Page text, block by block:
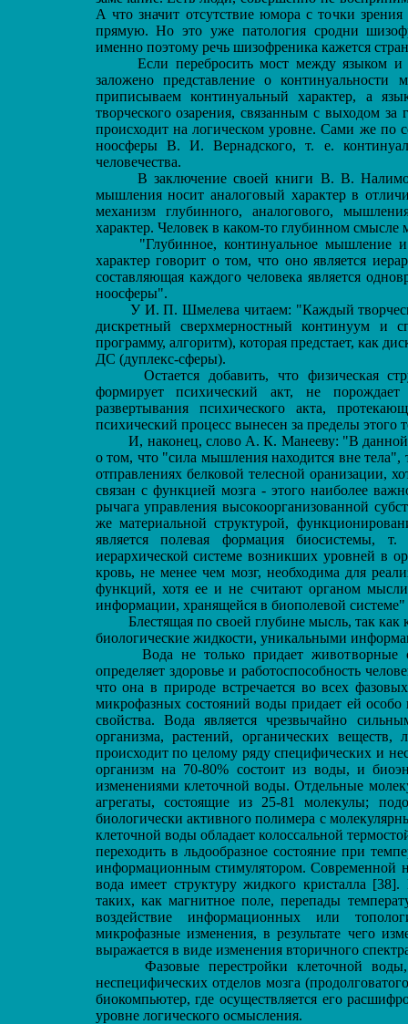
А что значит отсутствие юмора с точки
прямую. Но это уже патология сродни
именно поэтому речь шизофреника кажется
Если перебросить мост между языком и
заложено представление о
приписываем континуальный характер, а
творческого озарения, связанным с выходом
происходит на логическом уровне. Сами же по
ноосферы В. И. Вернадского, т. е.
человечества.
В заключение своей книги В. В.
мышления носит аналоговый характер в
механизм глубинного, аналогового,
характер. Человек в каком-то глубинном смысле
"Глубинное, континуальное мышление и
характер говорит о том, что оно является
составляющая каждого человека является
ноосферы".
У И. П. Шмелева читаем: "Каждый
дискретный сверхмерностный континуум и
программу, алгоритм), которая предстает, как
ДС (дуплекс-сферы).
Остается добавить, что физическая
формирует психический акт, не
развертывания психического акта,
психический процесс вынесен за пределы этого
И, наконец, слово А. К. Манееву: "В данной
о том, что "сила мышления находится вне
отправлениях белковой телесной оранизации,
связан с функцией мозга - этого наиболее
рычага управления высокоорганизованной
же материальной структурой,
является полевая формация биосистемы,
иерархической системе возникших уровней в
кровь, не менее чем мозг, необходима для
функций, хотя ее и не считают органом
информации, хранящейся в биополевой
Блестящая по своей глубине мысль, так как
биологические жидкости, уникальными
Вода не только придает животворные
определяет здоровье и работоспособность
что она в природе встречается во всех
микрофазных состояний воды придает ей
свойства. Вода является чрезвычайно
организма, растений, органических
происходит по целому ряду специфических и
организм на 70-80% состоит из воды, и
изменениями клеточной воды. Отдельные
агрегаты, состоящие из 25-81 молекулы;
биологически активного полимера с
клеточной воды обладает колоссальной
переходить в льдообразное состояние при
информационным стимулятором. Современной
вода имеет структуру жидкого кристалла
таких, как магнитное поле, перепады
воздействие информационных или
микрофазные изменения, в результате чего
выражается в виде изменения вторичного
Фазовые перестройки клеточной воды,
неспецифических отделов мозга
биокомпьютер, где осуществляется его
уровне логического осмысления.